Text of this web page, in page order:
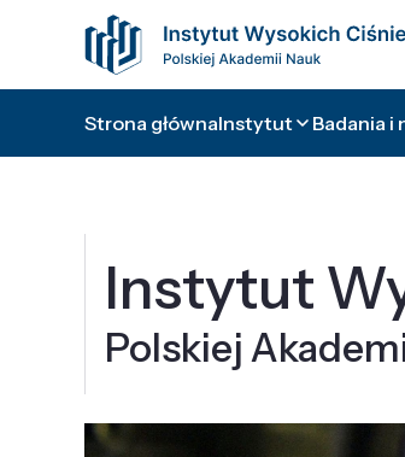
Strona głównaInstytut Badania i
Instytut
Polskiej